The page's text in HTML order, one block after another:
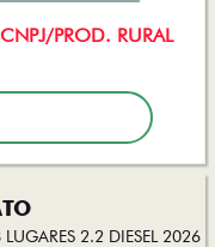
PROD. RURAL
2.2 DIESEL 2026